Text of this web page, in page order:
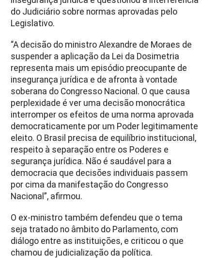
do Judiciário sobre normas aprovadas pelo
Legislativo.
“A decisão do ministro Alexandre de Moraes de
suspender a aplicação da Lei da Dosimetria
representa mais um episódio preocupante de
insegurança jurídica e de afronta à vontade
soberana do Congresso Nacional. O que causa
perplexidade é ver uma decisão monocrática
interromper os efeitos de uma norma aprovada
democraticamente por um Poder legitimamente
eleito. O Brasil precisa de equilíbrio institucional,
respeito à separação entre os Poderes e
segurança jurídica. Não é saudável para a
democracia que decisões individuais passem
por cima da manifestação do Congresso
Nacional”, afirmou.
O ex-ministro também defendeu que o tema
seja tratado no âmbito do Parlamento, com
diálogo entre as instituições, e criticou o que
chamou de judicialização da política.